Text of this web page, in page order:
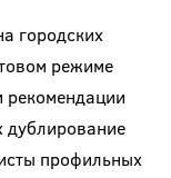
городских
режиме
рекомендации
профильных